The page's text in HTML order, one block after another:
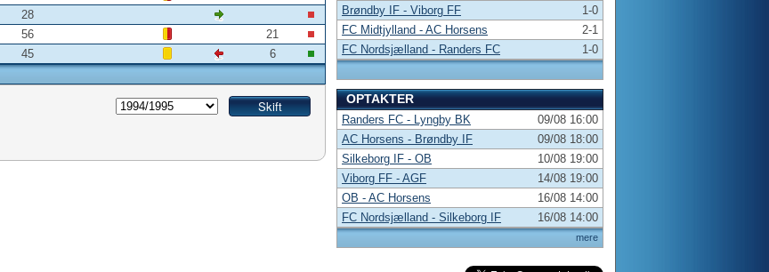
28
56
21
45 6
Brøndby IF - Viborg FF
1-0
FC Midtjylland - AC Horsens
2-1
FC Nordsjælland - Randers FC
1-0
OPTAKTER
mere
Randers FC - Lyngby BK
09/08 16:00
AC Horsens - Brøndby IF
09/08 18:00
Silkeborg IF - OB
10/08 19:00
Viborg FF - AGF
14/08 19:00
OB - AC Horsens
16/08 14:00
FC Nordsjælland - Silkeborg IF
16/08 14:00